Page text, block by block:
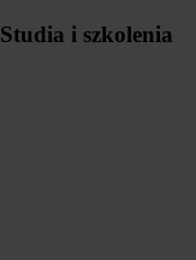
Studia i szkolenia